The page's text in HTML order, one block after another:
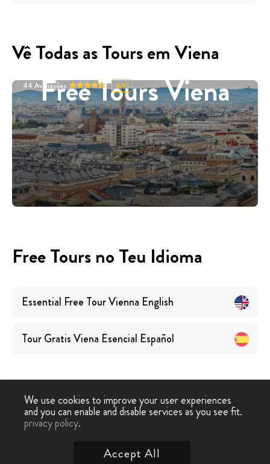
Vê Todas as Tours em Viena
Free Tours Viena
44 Avaliações 4.95
Free Tours no Teu Idioma
Essential Free Tour Vienna English
Tour Gratis Viena Esencial Español
Free
Tour - Free Tour
Viena
Tour Grátis Essencial
We use cookies to improve your user experiences
and you can enable and disable services as you see fit.
privacy policy.
Accept All